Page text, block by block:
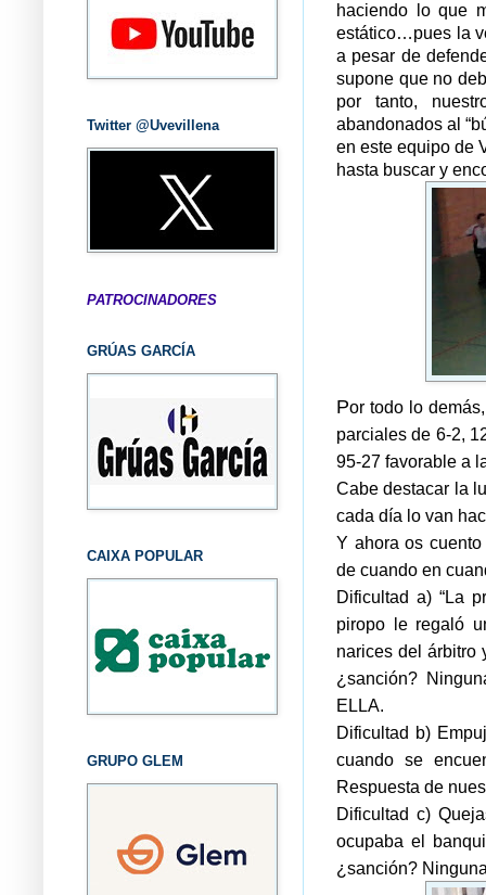
haciendo lo que
estático…pues la
a pesar de
supone que no
por tanto,
abandonados al
en este equipo de
hasta buscar y
Por todo lo
parciales de 6-2,
95-27 favorable a
Cabe destacar la
cada día lo van
Y ahora os
de cuando en
Dificultad a) “La
piropo le regaló
narices del árbitro
¿sanción?
ELLA.
Dificultad b)
cuando se
Respuesta de
Dificultad c)
ocupaba el
¿sanción?
Twitter @Uvevillena
PATROCINADORES
GRÚAS GARCÍA
CAIXA POPULAR
GRUPO GLEM